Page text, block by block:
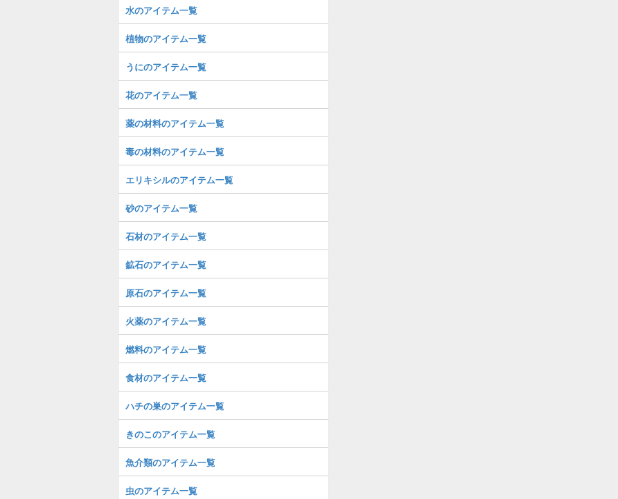
水のアイテム一覧
植物のアイテム一覧
うにのアイテム一覧
花のアイテム一覧
薬の材料のアイテム一覧
毒の材料のアイテム一覧
エリキシルのアイテム一覧
砂のアイテム一覧
石材のアイテム一覧
鉱石のアイテム一覧
原石のアイテム一覧
火薬のアイテム一覧
燃料のアイテム一覧
食材のアイテム一覧
ハチの巣のアイテム一覧
きのこのアイテム一覧
魚介類のアイテム一覧
虫のアイテム一覧